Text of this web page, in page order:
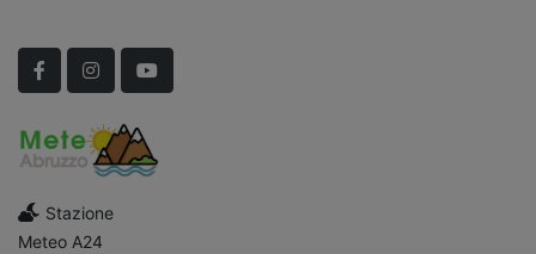
FacebookInstagramYouTube
Stazione
Meteo A24